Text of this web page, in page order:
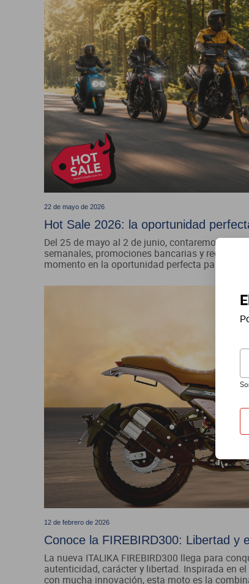
22 de mayo de 2026
Hot Sale 2026: la oportunidad
Del 25 de mayo al 2 de junio, contaremos con
semanales, promociones bancarias y regalos
momento en la oportunidad perfecta para
12 de febrero de 2026
Conoce la FIREBIRD300: Libertad y
La nueva ITALIKA FIREBIRD300 llega para
autenticidad, carácter y libertad. Inspirada en
con mucha innovación, esta moto es la